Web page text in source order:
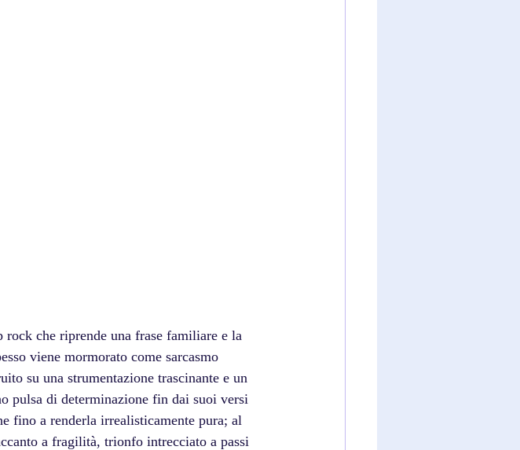
che riprende una frase familiare e la
viene mormorato come sarcasmo
su una strumentazione trascinante e un
pulsa di determinazione fin dai suoi versi
fino a renderla irrealisticamente pura; al
a fragilità, trionfo intrecciato a passi